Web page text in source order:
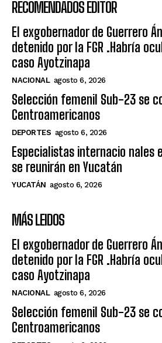
RECOMENDADOS EDITOR
El exgobernador de Guerrero
detenido por la FGR .Habría
caso Ayotzinapa
NACIONAL agosto 6, 2026
Selección femenil Sub-23 se
Centroamericanos
DEPORTES agosto 6, 2026
Especialistas internacio nales
se reunirán en Yucatán
YUCATÁN agosto 6, 2026
MÁS LEIDOS
El exgobernador de Guerrero
detenido por la FGR .Habría
caso Ayotzinapa
NACIONAL agosto 6, 2026
Selección femenil Sub-23 se
Centroamericanos